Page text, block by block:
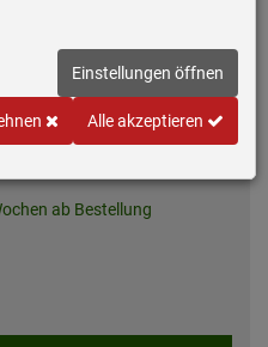
ab Bestellung
Einstellungen öffnen
Alle akzeptieren